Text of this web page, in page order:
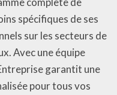
spécifiques de ses
sur les secteurs de
Avec une équipe
garantit une
pour tous vos